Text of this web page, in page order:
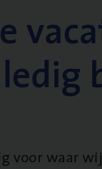
voor waar